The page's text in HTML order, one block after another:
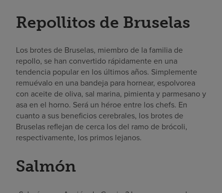
Repollitos de Bruselas
Los brotes de Bruselas, miembro de la familia de
repollo, se han convertido rápidamente en una
tendencia popular en los últimos años. Simplemente
remuévalo en una bandeja para hornear, espolvorea
con aceite de oliva, sal marina, pimienta y parmesano y
asa en el horno. Será un héroe entre los chefs. En
cuanto a sus beneficios cerebrales, los brotes de
Bruselas reflejan de cerca los del ramo de brócoli,
respectivamente, los primos lejanos.
Salmón